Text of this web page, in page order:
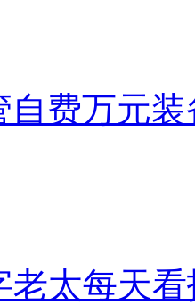
自费万元
老太每天